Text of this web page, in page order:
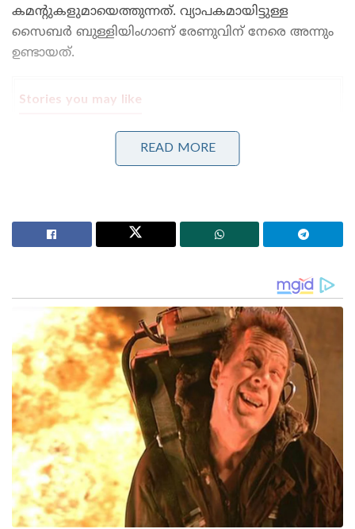
കമന്‍റുകളുമായെത്തുന്നത്. വ്യാപകമായിട്ടുള്ള
സൈബര്‍ ബുള്ളിയിംഗാണ് രേണുവിന് നേരെ അന്നും
ഉണ്ടായത്.
Stories you may like
പോലീസിനെ വെല്ലുവിളിച്ച് ഒളിവിൽ കഴിഞ്ഞ അർജുൻ
ആയങ്കി ഒടുവിൽ വലയിൽ; കണ്ണൂരിലെ
അപാർട്മെന്റിൽ നിന്ന് പൊക്കിയത് നാടകീയമായി!
അർജുൻ ആയങ്കി
‘ഇതാണോ 2025ലെ പുതിയ വിഷു? ദയവായി
ഞങ്ങളുടെ സംസ്കാരത്തെ ബഹുമാനിക്കണമെന്ന്
അഭ്യർത്ഥിക്കുന്നു. ആൺകുട്ടികൾ അങ്ങനെ
പറയുന്നു. എന്റെ പൊക്കിൾ കാണിച്ചാൽ അമ്മ എന്നെ
കൊല്ലുമെന്ന്, കഷ്ടം, വിധവയോ വിവാഹമോചിതയോ
ആയ ഒരേയൊരു സ്ത്രീ നിങ്ങൾ മാത്രമല്ല. നിങ്ങളുടെ
മണ്ടത്തരം വിൽക്കരുത്. ഭഗവാൻ കൃഷ്ണനെ
വിചിത്രമായ ചില സൃഷ്ടികൾ കൊണ്ട്
മാറ്റിസ്ഥാപിക്കാൻ കഴിയില്ല, സ്വപ്ന സുരേഷ്
ഫെയ്സ്ബുക്കിൽ കുറിച്ചു
READ MORE